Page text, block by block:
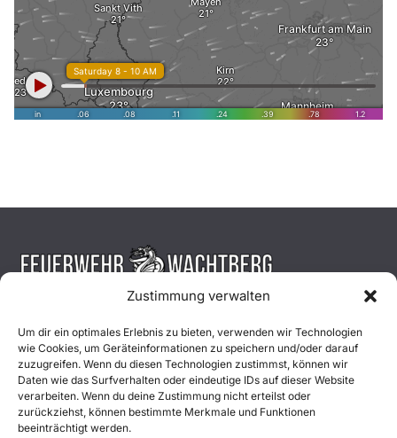
Zustimmung verwalten
Um dir ein optimales Erlebnis zu bieten, verwenden wir Technologien
wie Cookies, um Geräteinformationen zu speichern und/oder darauf
zuzugreifen. Wenn du diesen Technologien zustimmst, können wir
Daten wie das Surfverhalten oder eindeutige IDs auf dieser Website
verarbeiten. Wenn du deine Zustimmung nicht erteilst oder
zurückziehst, können bestimmte Merkmale und Funktionen
beeinträchtigt werden.
Aktuelles
Einsätze
Unsere Jugend